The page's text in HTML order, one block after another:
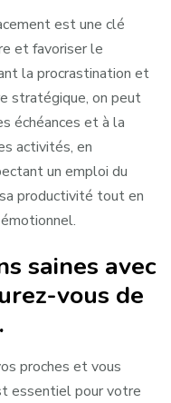
est une clé
et favoriser le
la procrastination et
stratégique, on peut
échéances et à la
activités, en
un emploi du
productivité tout en
saines avec
vous de
proches et vous
essentiel pour votre